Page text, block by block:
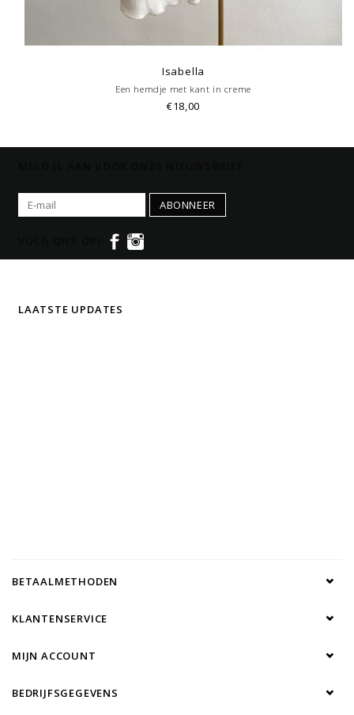
Isabella
Een hemdje met kant in creme
€18,00
ABONNEER
LAATSTE UPDATES
BETAALMETHODEN
KLANTENSERVICE
MIJN ACCOUNT
BEDRIJFSGEGEVENS